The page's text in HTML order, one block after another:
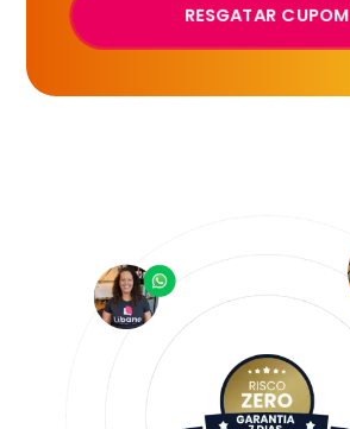
RESGATAR CUPOM